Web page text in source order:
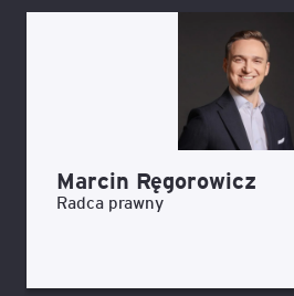
Marcin Ręgorowicz
Radca prawny